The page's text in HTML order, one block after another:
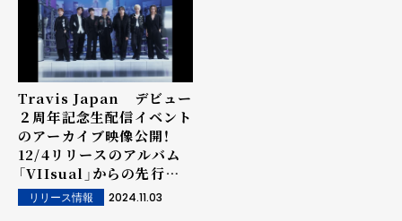
Travis Japan デビュー
２周年記念生配信イベント
のアーカイブ映像公開！
12/4リリースのアルバム
「VIIsual」からの先行配
信曲２曲のパフォーマンス
も公開！
リリース情報 2024.11.03